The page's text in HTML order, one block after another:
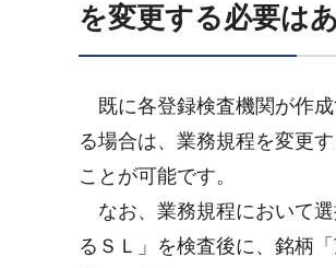
を変更する必要は
既に各登録検査機関が作
る場合は、業務規程を変更
ことが可能です。
なお、業務規程において選
るＳＬ」を検査後に、銘柄